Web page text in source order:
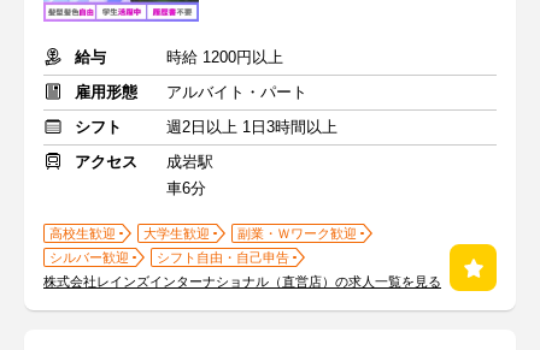
給与
時給 1200円以上
雇用形態
アルバイト・パート
シフト
週2日以上 1日3時間以上
アクセス
成岩駅
車6分
高校生歓迎 大学生歓迎
副業・Ｗワーク歓迎
シルバー歓迎
シフト自由・自己申告
株式会社レインズインターナショナル（直営店）の求人一覧を見る